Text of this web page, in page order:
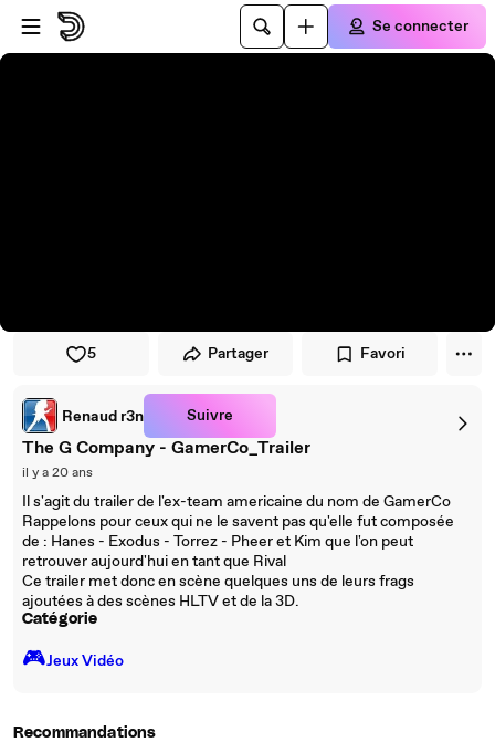
Passer au player
Passer au contenu principal
Se connecter
5 Partager Favori
Renaud r3n Suivre
The G Company - GamerCo_Trailer
il y a 20 ans
Il s'agit du trailer de l'ex-team americaine du nom de GamerCo
Rappelons pour ceux qui ne le savent pas qu'elle fut composée
de : Hanes - Exodus - Torrez - Pheer et Kim que l'on peut
retrouver aujourd'hui en tant que Rival
Ce trailer met donc en scène quelques uns de leurs frags
ajoutées à des scènes HLTV et de la 3D.
Catégorie
🎮️Jeux Vidéo
Recommandations